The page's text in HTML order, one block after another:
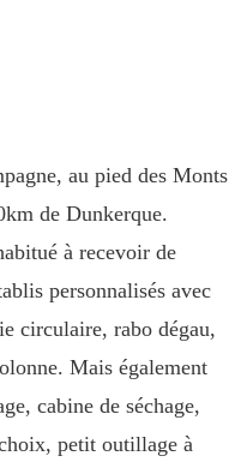
au pied des Monts
de Dunkerque.
à recevoir de
personnalisés avec
circulaire, rabo dégau,
Mais également
cabine de séchage,
petit outillage à